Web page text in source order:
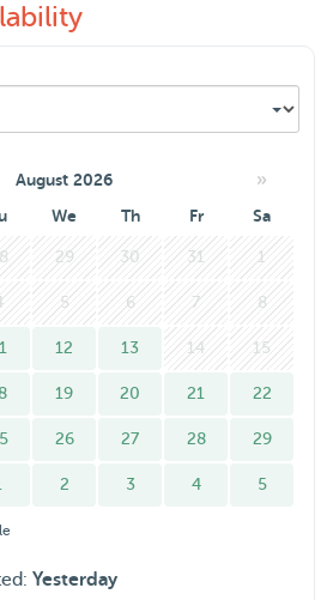
zij/hij ook mee naar het strand in
ons thuis.
om een logeerhondje te
August 2026 »
We Th Fr Sa
29 30 31 1
5 6 7 8
12 13 14 15
19 20 21 22
26 27 28 29
2 3 4 5
Yesterday